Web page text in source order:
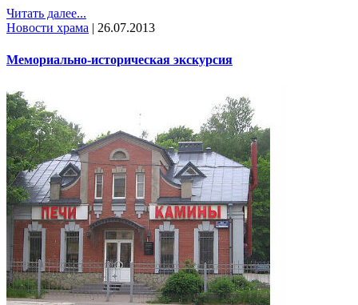
Читать далее...
Новости храма | 26.07.2013
Мемориально-историческая экскурсия